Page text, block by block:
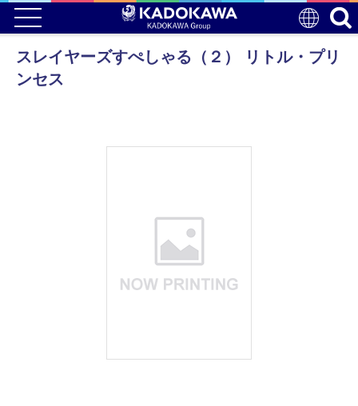
スレイヤーズすぺしゃる（２） リトル・プリ
ンセス